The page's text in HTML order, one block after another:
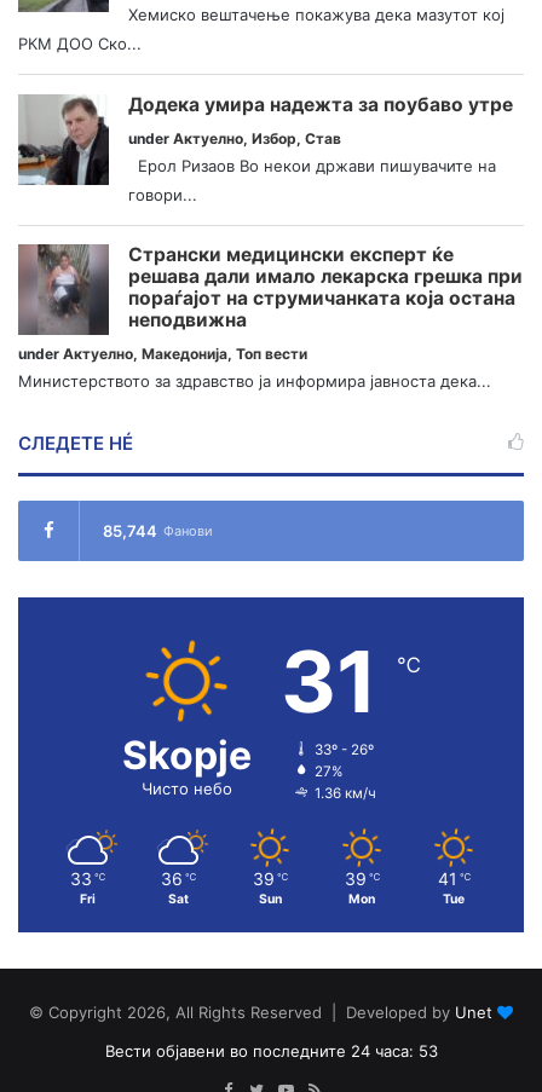
Хемиско вештачење покажува дека мазутот кој
РКМ ДОО Ско...
Додека умира надежта за поубаво утре
under Актуелно, Избор, Став
Ерол Ризаов Во некои држави пишувачите на
говори...
Странски медицински експерт ќе
решава дали имало лекарска грешка при
пораѓајот на струмичанката која остана
неподвижна
under Актуелно, Македонија, Топ вести
Министерството за здравство ја информира јавноста дека...
СЛЕДЕТЕ НÉ
85,744 Фанови
Skopje
Чисто небо
31 ℃
33º - 26º
27%
1.36 км/ч
33 ℃
Fri
36 ℃
Sat
39 ℃
Sun
39 ℃
Mon
41 ℃
Tue
© Copyright 2026, All Rights Reserved | Developed by Unet
Вести објавени во последните 24 часа: 53